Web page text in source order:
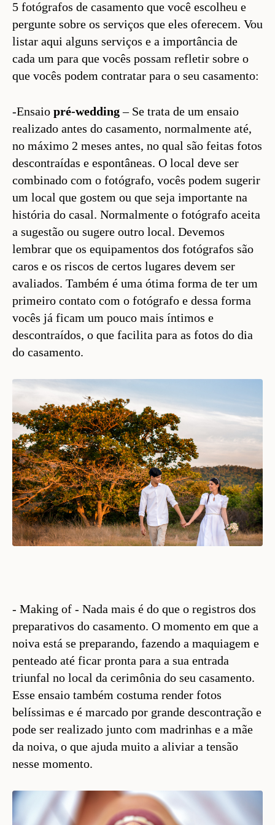
5 fotógrafos de casamento que você escolheu e
pergunte sobre os serviços que eles oferecem. Vou
listar aqui alguns serviços e a importância de
cada um para que vocês possam refletir sobre o
que vocês podem contratar para o seu casamento:
-Ensaio pré-wedding– Se trata de um ensaio
realizado antes do casamento, normalmente até,
no máximo 2 meses antes, no qual são feitas fotos
descontraídas e espontâneas. O local deve ser
combinado com o fotógrafo, vocês podem sugerir
um local que gostem ou que seja importante na
história do casal. Normalmente o fotógrafo aceita
a sugestão ou sugere outro local. Devemos
lembrar que os equipamentos dos fotógrafos são
caros e os riscos de certos lugares devem ser
avaliados. Também é uma ótima forma de ter um
primeiro contato com o fotógrafo e dessa forma
vocês já ficam um pouco mais íntimos e
descontraídos, o que facilita para as fotos do dia
do casamento.
- Making of - Nada mais é do que o registros dos
preparativos do casamento. O momento em que a
noiva está se preparando, fazendo a maquiagem e
penteado até ficar pronta para a sua entrada
triunfal no local da cerimônia do seu casamento.
Esse ensaio também costuma render fotos
belíssimas e é marcado por grande descontração e
pode ser realizado junto com madrinhas e a mãe
da noiva, o que ajuda muito a aliviar a tensão
nesse momento.